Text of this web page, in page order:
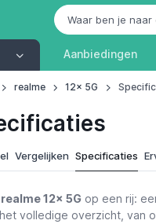
Aanbiedingen
realme 12x 5G
Vergelijken Specificaties
realme 12x 5G op een rij:
volledige overzicht, van